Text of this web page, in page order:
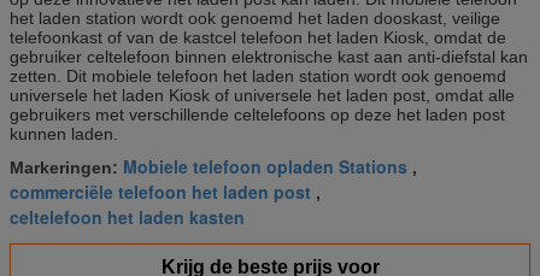
het laden station wordt ook genoemd het laden dooskast, veilige
telefoonkast of van de kastcel telefoon het laden Kiosk, omdat de
gebruiker celtelefoon binnen elektronische kast aan anti-diefstal kan
zetten. Dit mobiele telefoon het laden station wordt ook genoemd
universele het laden Kiosk of universele het laden post, omdat alle
gebruikers met verschillende celtelefoons op deze het laden post
kunnen laden.
Markeringen: Mobiele telefoon opladen Stations ,
commerciële telefoon het laden post ,
celtelefoon het laden kasten
Krijg de beste prijs voor